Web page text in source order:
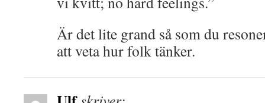
Är det lite grand så som du
att veta hur folk tänker.